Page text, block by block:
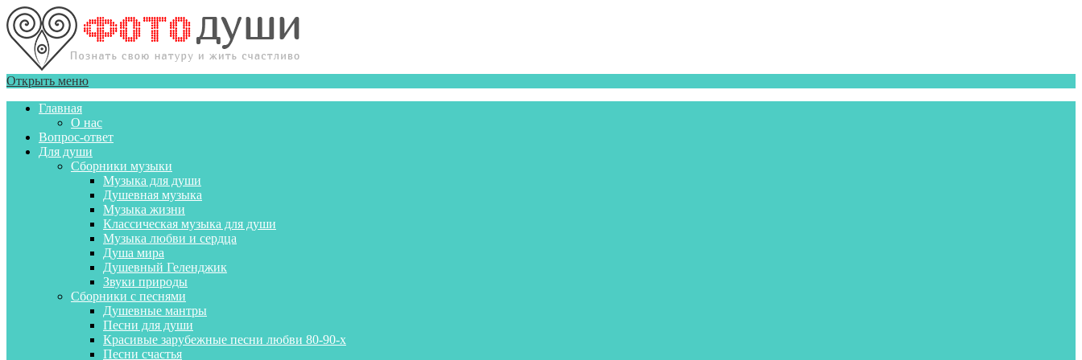
Открыть меню
Главная
О нас
Вопрос-ответ
Для души
Сборники музыки
Музыка для души
Душевная музыка
Музыка жизни
Классическая музыка для души
Музыка любви и сердца
Душа мира
Душевный Геленджик
Звуки природы
Сборники с песнями
Душевные мантры
Песни для души
Красивые зарубежные песни любви 80-90-х
Песни счастья